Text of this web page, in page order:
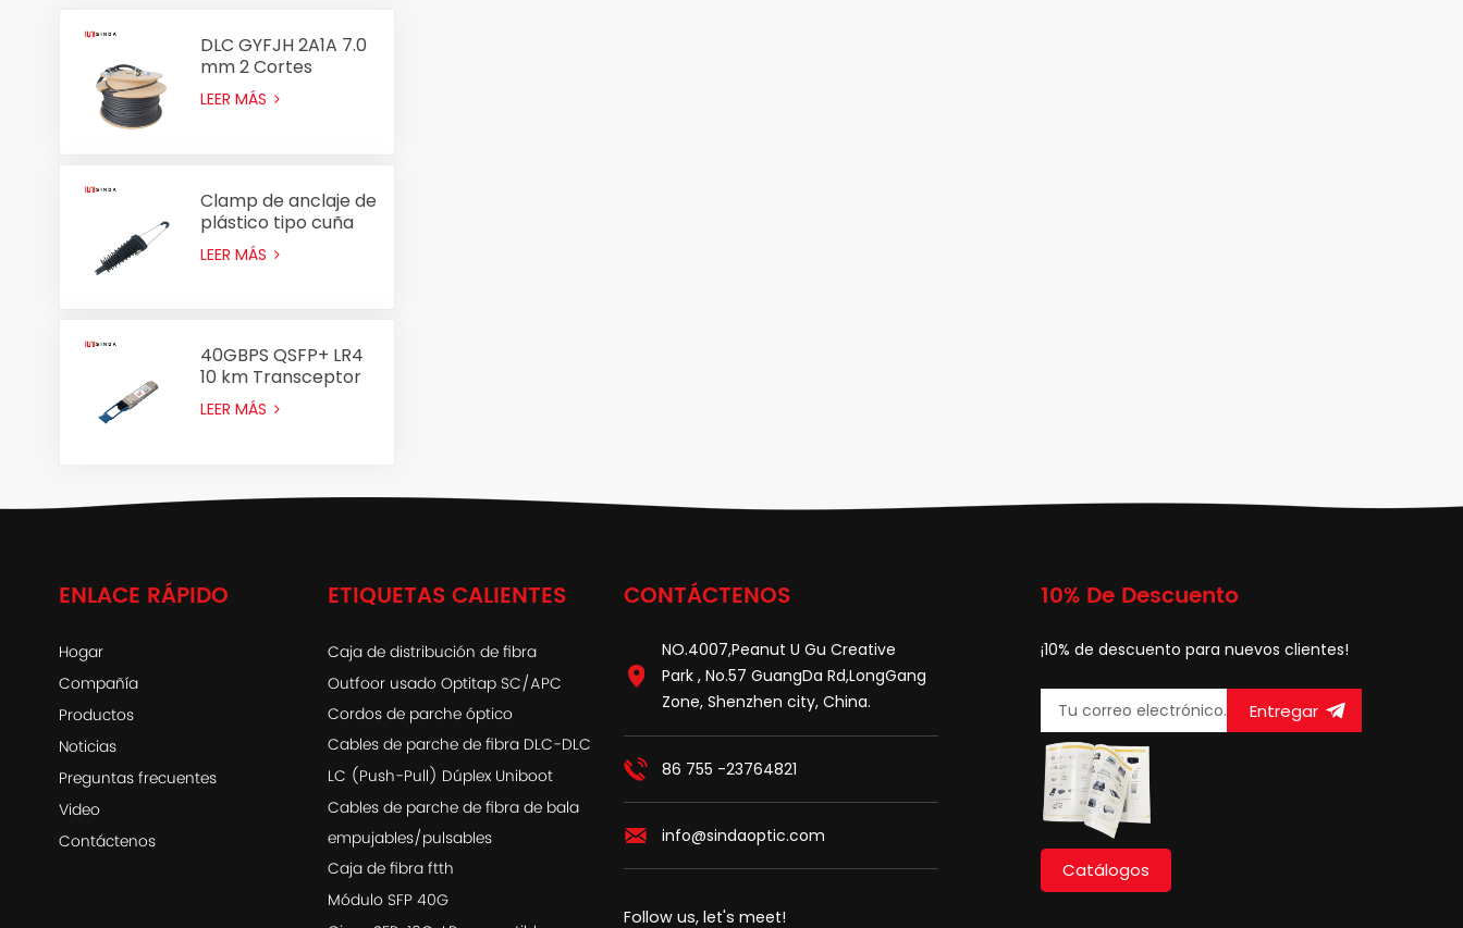
DLC GYFJH 2A1A 7.0
mm 2 Cortes
Conjunto de cable
óptico Fiber
LEER MÁS
Clamp de anclaje de
plástico tipo cuña
Clamp PA2000
PA2000 para cable
LEER MÁS
40GBPS QSFP+ LR4
10 km Transceptor
óptico
LEER MÁS
ENLACE RÁPIDO
Hogar
Compañía
Productos
Noticias
Preguntas frecuentes
Video
Contáctenos
ETIQUETAS CALIENTES
Caja de distribución de fibra
Outfoor usado Optitap SC/APC
Cordos de parche óptico
Cables de parche de fibra DLC-DLC
LC (Push-Pull) Dúplex Uniboot
Cables de parche de fibra de bala
empujables/pulsables
Caja de fibra ftth
Módulo SFP 40G
CONTÁCTENOS
NO.4007,Peanut U Gu Creative
Park , No.57 GuangDa Rd,LongGang
Zone, Shenzhen city, China.
86 755 -23764821
info@sindaoptic.com
Follow us, let's meet!
10% De Descuento
¡10% de descuento para nuevos clientes!
Entregar
Catálogos